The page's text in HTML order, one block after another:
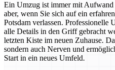
Ein Umzug ist immer mit Aufwand
aber, wenn Sie sich auf ein
Potsdam verlassen. Professionelle
alle Details in den Griff gebracht
letzten Kiste im neuen Zuhause.
sondern auch Nerven und
Start in ein neues Umfeld.